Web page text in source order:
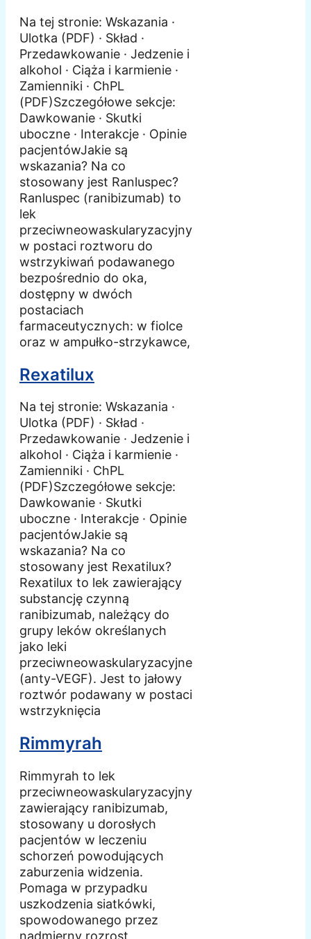
Na tej stronie: Wskazania ·
Ulotka (PDF) · Skład ·
Przedawkowanie · Jedzenie i
alkohol · Ciąża i karmienie ·
Zamienniki · ChPL
(PDF)Szczegółowe sekcje:
Dawkowanie · Skutki
uboczne · Interakcje · Opinie
pacjentówJakie są
wskazania? Na co
stosowany jest Ranluspec?
Ranluspec (ranibizumab) to
lek
przeciwneowaskularyzacyjny
w postaci roztworu do
wstrzykiwań podawanego
bezpośrednio do oka,
dostępny w dwóch
postaciach
farmaceutycznych: w fiolce
oraz w ampułko-strzykawce,
Rexatilux
Na tej stronie: Wskazania ·
Ulotka (PDF) · Skład ·
Przedawkowanie · Jedzenie i
alkohol · Ciąża i karmienie ·
Zamienniki · ChPL
(PDF)Szczegółowe sekcje:
Dawkowanie · Skutki
uboczne · Interakcje · Opinie
pacjentówJakie są
wskazania? Na co
stosowany jest Rexatilux?
Rexatilux to lek zawierający
substancję czynną
ranibizumab, należący do
grupy leków określanych
jako leki
przeciwneowaskularyzacyjne
(anty-VEGF). Jest to jałowy
roztwór podawany w postaci
wstrzyknięcia
Rimmyrah
Rimmyrah to lek
przeciwneowaskularyzacyjny
zawierający ranibizumab,
stosowany u dorosłych
pacjentów w leczeniu
schorzeń powodujących
zaburzenia widzenia.
Pomaga w przypadku
uszkodzenia siatkówki,
spowodowanego przez
nadmierny rozrost